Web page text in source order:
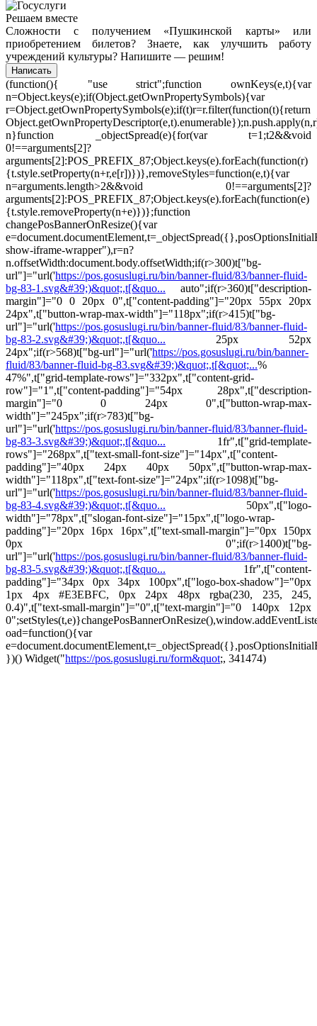
Решаем вместе
Сложности с получением «Пушкинской карты» или
приобретением билетов? Знаете, как улучшить работу
учреждений культуры? Напишите — решим!
Написать
(function(){ "use strict";function ownKeys(e,t){var
n=Object.keys(e);if(Object.getOwnPropertySymbols){var
r=Object.getOwnPropertySymbols(e);if(t)r=r.filter(function(t){return
n}function _objectSpread(e){for(var t=1;t2&&void
0!==arguments[2]?
arguments[2]:POS_PREFIX_87;Object.keys(e).forEach(function(r)
{t.style.setProperty(n+r,e[r])})},removeStyles=function(e,t){var
n=arguments.length>2&&void 0!==arguments[2]?
arguments[2]:POS_PREFIX_87;Object.keys(e).forEach(function(e)
{t.style.removeProperty(n+e)})};function
changePosBannerOnResize(){var
show-iframe-wrapper"),r=n?
n.offsetWidth:document.body.offsetWidth;if(r>300)t["bg-
url"]="url('https://pos.gosuslugi.ru/bin/banner-fluid/83/banner-fluid-
bg-83-1.svg&#39;)&quot;,t[&quo... auto";if(r>360)t["description-
margin"]="0 0 20px 0",t["content-padding"]="20px 55px 20px
24px",t["button-wrap-max-width"]="118px";if(r>415)t["bg-
url"]="url('https://pos.gosuslugi.ru/bin/banner-fluid/83/banner-fluid-
bg-83-2.svg&#39;)&quot;,t[&quo... 25px 52px
24px";if(r>568)t["bg-url"]="url('https://pos.gosuslugi.ru/bin/banner-
fluid/83/banner-fluid-bg-83.svg&#39;)&quot;,t[&quot;...%
47%",t["grid-template-rows"]="332px",t["content-grid-
row"]="1",t["content-padding"]="54px 28px",t["description-
margin"]="0 0 24px 0",t["button-wrap-max-
width"]="245px";if(r>783)t["bg-
url"]="url('https://pos.gosuslugi.ru/bin/banner-fluid/83/banner-fluid-
bg-83-3.svg&#39;)&quot;,t[&quo... 1fr",t["grid-template-
rows"]="268px",t["text-small-font-size"]="14px",t["content-
padding"]="40px 24px 40px 50px",t["button-wrap-max-
width"]="118px",t["text-font-size"]="24px";if(r>1098)t["bg-
url"]="url('https://pos.gosuslugi.ru/bin/banner-fluid/83/banner-fluid-
bg-83-4.svg&#39;)&quot;,t[&quo... 50px",t["logo-
width"]="78px",t["slogan-font-size"]="15px",t["logo-wrap-
padding"]="20px 16px 16px",t["text-small-margin"]="0px 150px
0px 0";if(r>1400)t["bg-
url"]="url('https://pos.gosuslugi.ru/bin/banner-fluid/83/banner-fluid-
bg-83-5.svg&#39;)&quot;,t[&quo... 1fr",t["content-
padding"]="34px 0px 34px 100px",t["logo-box-shadow"]="0px
1px 4px #E3EBFC, 0px 24px 48px rgba(230, 235, 245,
0.4)",t["text-small-margin"]="0",t["text-margin"]="0 140px 12px
oad=function(){var
})() Widget("https://pos.gosuslugi.ru/form&quot;, 341474)